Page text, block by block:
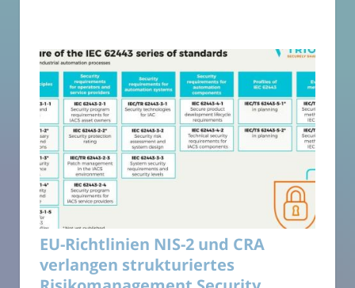
EU-Richtlinien NIS-2 und CRA
verlangen strukturiertes